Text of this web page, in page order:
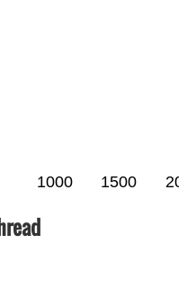
1000 1500